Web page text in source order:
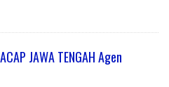
JAWA TENGAH Agen